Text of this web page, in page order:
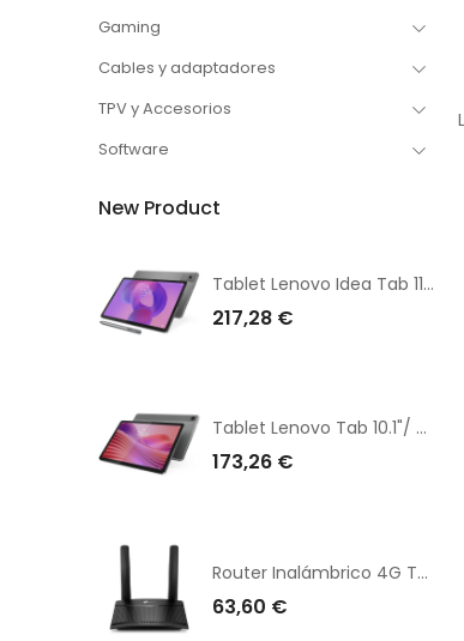
Gaming
Cables y adaptadores
TPV y Accesorios
Software
New Product
Tablet Lenovo Idea Tab 11"/ 8GB/ 128GB/ Octacore/ Gris Luna/ Incluye Lenovo Tab Pen
217,28 €
Tablet Lenovo Tab 10.1"/ 4GB/ 128GB/ Octacore/ Gris Luna
173,26 €
Router Inalámbrico 4G TP-Link TL-MR100 V2 300Mbps/ 2.4GHz/ 2 Antenas/ WiFi 802.11b/g/n
63,60 €